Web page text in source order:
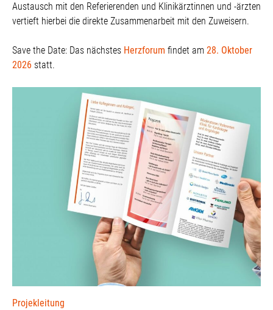
Austausch mit den Referierenden und Klinikärztinnen und -ärzten
vertieft hierbei die direkte Zusammenarbeit mit den Zuweisern.
Save the Date: Das nächstes Herzforum findet am 28. Oktober
2026 statt.
Projekleitung